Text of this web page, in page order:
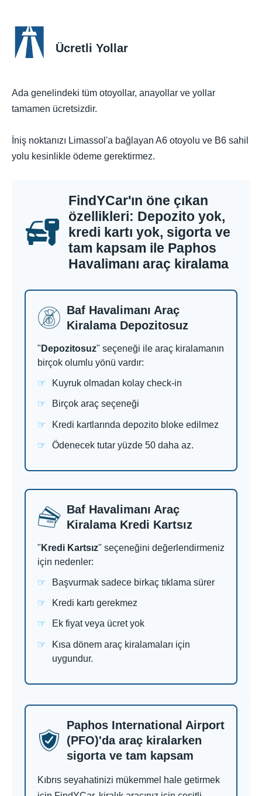
Ücretli Yollar
Ada genelindeki tüm otoyollar, anayollar ve yollar
tamamen ücretsizdir.
İniş noktanızı Limassol'a bağlayan A6 otoyolu ve B6 sahil
yolu kesinlikle ödeme gerektirmez.
FindYCar'ın öne çıkan
özellikleri: Depozito yok,
kredi kartı yok, sigorta ve
tam kapsam ile Paphos
Havalimanı araç kiralama
Baf Havalimanı Araç
Kiralama Depozitosuz
" Depozitosuz" seçeneği ile araç kiralamanın
birçok olumlu yönü vardır:
Kuyruk olmadan kolay check-in
Birçok araç seçeneği
Kredi kartlarında depozito bloke edilmez
Ödenecek tutar yüzde 50 daha az.
Baf Havalimanı Araç
Kiralama Kredi Kartsız
" Kredi Kartsız" seçeneğini değerlendirmeniz
için nedenler:
Başvurmak sadece birkaç tıklama sürer
Kredi kartı gerekmez
Ek fiyat veya ücret yok
Kısa dönem araç kiralamaları için
uygundur.
Paphos International Airport
(PFO)'da araç kiralarken
sigorta ve tam kapsam
Kıbrıs seyahatinizi mükemmel hale getirmek